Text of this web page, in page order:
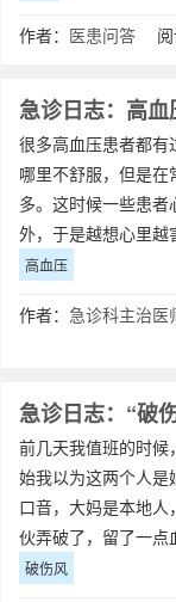
作者： 医患问答 阅
急诊日志：高血
很多高血压患者都
哪里不舒服，但是
多。这时候一些患
外，于是越想心里
分钟再量，血压还是
高血压
作者： 急诊科主治医
急诊日志：“破
前几天我值班的时
始我以为这两个人是
口音，大妈是本地
伙弄破了，留了一
严重，就是踇趾旁边
破伤风